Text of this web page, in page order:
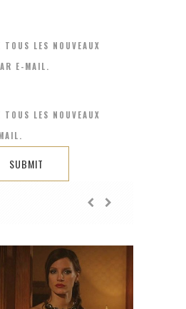
TOUS LES NOUVEAUX
E-MAIL.
TOUS LES NOUVEAUX